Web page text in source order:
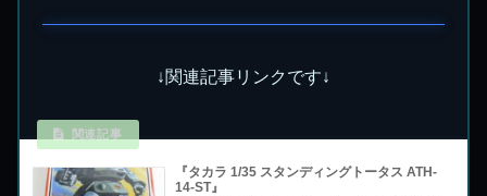
↓関連記事リンクです↓
『タカラ 1/35 スタンディングトータス ATH-
14-ST』